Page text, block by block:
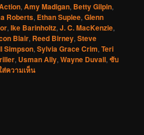
,Amy Madigan, Betty Gilpin,
Roberts, Ethan Suplee,Glenn
,Ike Barinholtz,J. C. MacKenzie,
Blair, Reed Birney,Steve
Simpson,Sylvia Grace Crim,Teri
, Usman Ally,Wayne Duvall,ซับ
ส่ความเห็น